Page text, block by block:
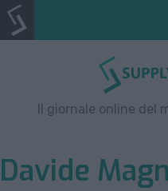
Il giornale online del
Davide